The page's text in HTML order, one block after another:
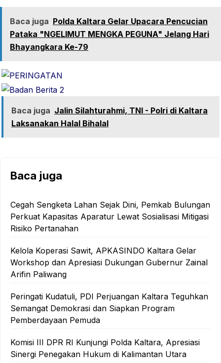
Baca juga Polda Kaltara Gelar Upacara Pencucian
Pataka "NGELIMUT MENGKA PEGUNA" Jelang Hari
Bhayangkara Ke-79
Baca juga Jalin Silahturahmi, TNI - Polri di Kaltara
Laksanakan Halal Bihalal
Baca juga
Cegah Sengketa Lahan Sejak Dini, Pemkab Bulungan
Perkuat Kapasitas Aparatur Lewat Sosialisasi Mitigasi
Risiko Pertanahan
Kelola Koperasi Sawit, APKASINDO Kaltara Gelar
Workshop dan Apresiasi Dukungan Gubernur Zainal
Arifin Paliwang
Peringati Kudatuli, PDI Perjuangan Kaltara Teguhkan
Semangat Demokrasi dan Siapkan Program
Pemberdayaan Pemuda
Komisi III DPR RI Kunjungi Polda Kaltara, Apresiasi
Sinergi Penegakan Hukum di Kalimantan Utara